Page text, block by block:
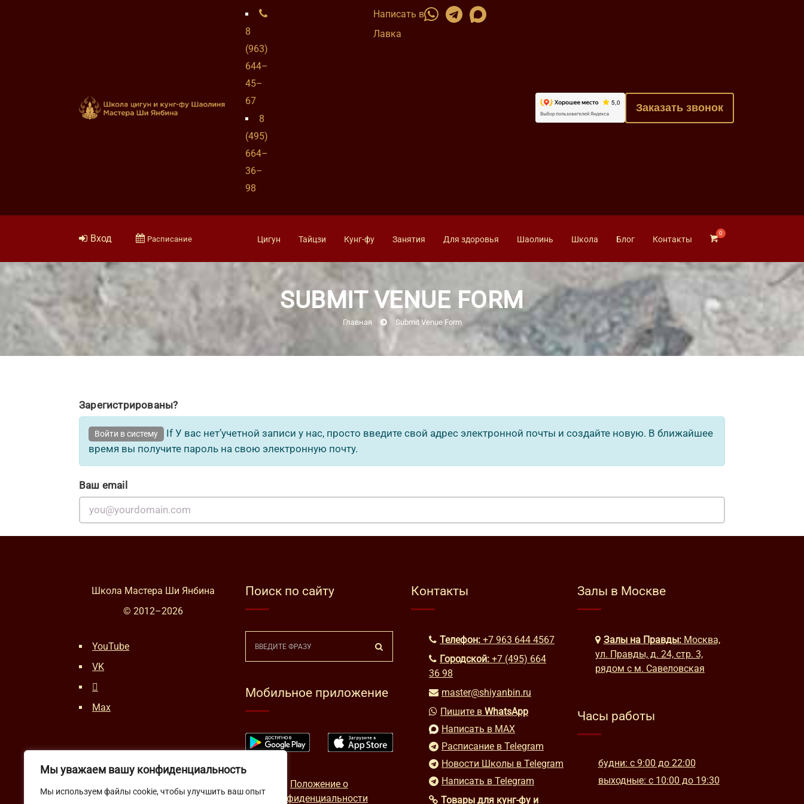
Мы уважаем вашу конфиденциальность
Мы используем файлы cookie, чтобы улучшить ваш опыт
8
(963)
644–
45–
67
8
(495)
664–
36–
98
Написать в
Лавка
Заказать звонок
Вход Расписание Цигун Тайцзи Кунг-фу Занятия Для здоровья Шаолинь Школа Блог Контакты
SUBMIT VENUE FORM
Главная Submit Venue Form
Зарегистрированы?
Войти в систему
If У вас нет’учетной записи у нас, просто введите свой адрес электронной почты и создайте новую. В ближайшее
время вы получите пароль на свою электронную почту.
Ваш email
Школа Мастера Ши Янбина
© 2012–2026
YouTube
VK
Max
Поиск по сайту
Мобильное приложение
Положение о
конфиденциальности
Контакты
Телефон: +7 963 644 4567
Городской: +7 (495) 664
36 98
master@shiyanbin.ru
Пишите в WhatsApp
Написать в MAX
Расписание в Telegram
Новости Школы в Telegram
Написать в Telegram
Товары для кунг-фу и
Залы в Москве
Залы на Правды: Москва,
ул. Правды, д. 24, стр. 3,
рядом с м. Савеловская
Часы работы
будни: с 9:00 до 22:00
выходные: с 10:00 до 19:30